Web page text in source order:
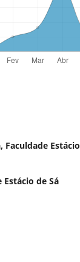
Faculdade
de Sá